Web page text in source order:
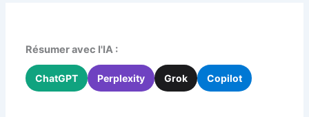
Résumer avec l'IA :
ChatGPT Perplexity Grok Copilot